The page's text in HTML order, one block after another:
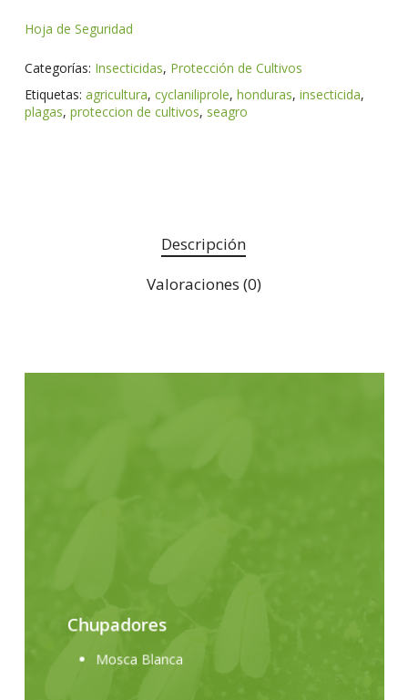
Hoja de Seguridad
Categorías: Insecticidas, Protección de Cultivos
Etiquetas: agricultura, cyclaniliprole, honduras, insecticida,
plagas, proteccion de cultivos, seagro
Descripción
Valoraciones (0)
Chupadores
Mosca Blanca